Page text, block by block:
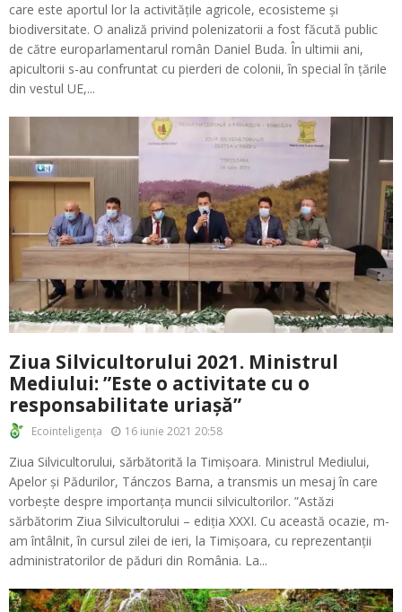
care este aportul lor la activitățile agricole, ecosisteme și
biodiversitate. O analiză privind polenizatorii a fost făcută public
de către europarlamentarul român Daniel Buda. În ultimii ani,
apicultorii s-au confruntat cu pierderi de colonii, în special în țările
din vestul UE,...
Ziua Silvicultorului 2021. Ministrul
Mediului: ”Este o activitate cu o
responsabilitate uriașă”
Ecointeligența 16 iunie 2021 20:58
Ziua Silvicultorului, sărbătorită la Timișoara. Ministrul Mediului,
Apelor și Pădurilor, Tánczos Barna, a transmis un mesaj în care
vorbește despre importanța muncii silvicultorilor. ”Astăzi
sărbătorim Ziua Silvicultorului – ediția XXXI. Cu această ocazie, m-
am întâlnit, în cursul zilei de ieri, la Timișoara, cu reprezentanții
administratorilor de păduri din România. La...